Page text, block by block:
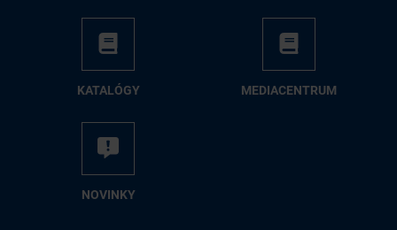
KA­TA­LÓ­GY ME­DIA­CEN­TRUM
NO­VIN­KY